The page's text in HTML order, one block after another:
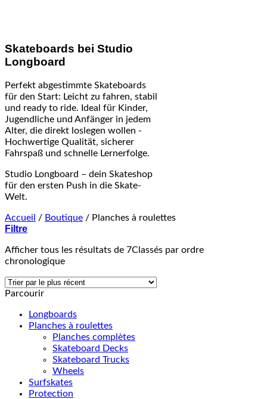
Skateboards bei Studio
Longboard
Perfekt abgestimmte Skateboards
für den Start: Leicht zu fahren, stabil
und ready to ride. Ideal für Kinder,
Jugendliche und Anfänger in jedem
Alter, die direkt loslegen wollen -
Hochwertige Qualität, sicherer
Fahrspaß und schnelle Lernerfolge.
Studio Longboard – dein Skateshop
für den ersten Push in die Skate-
Welt.
Accueil / Boutique / Planches à roulettes
Filtre
Afficher tous les résultats de 7Classés par ordre
chronologique
Parcourir
Longboards
Planches à roulettes
Planches complètes
Skateboard Decks
Skateboard Trucks
Wheels
Surfskates
Protection